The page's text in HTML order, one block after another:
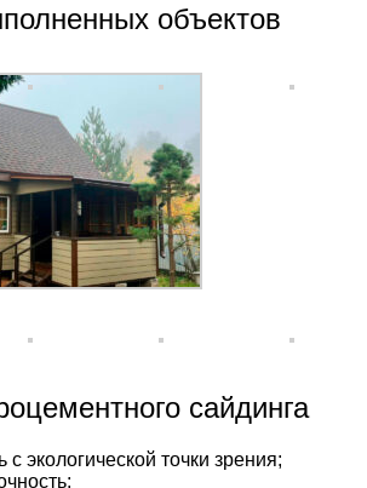
объектов
сайдинга
с экологической точки зрения;